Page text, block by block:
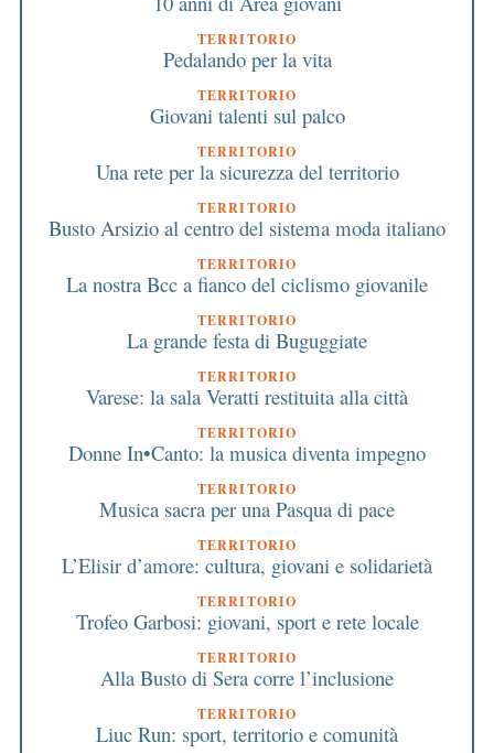
TERRITORIO
Pedalando per la vita
TERRITORIO
Giovani talenti sul palco
TERRITORIO
Una rete per la sicurezza del territorio
TERRITORIO
Busto Arsizio al centro del sistema moda italiano
TERRITORIO
La nostra Bcc a fianco del ciclismo giovanile
TERRITORIO
La grande festa di Buguggiate
TERRITORIO
Varese: la sala Veratti restituita alla città
TERRITORIO
Donne In•Canto: la musica diventa impegno
TERRITORIO
Musica sacra per una Pasqua di pace
TERRITORIO
L’Elisir d’amore: cultura, giovani e solidarietà
TERRITORIO
Trofeo Garbosi: giovani, sport e rete locale
TERRITORIO
Alla Busto di Sera corre l’inclusione
TERRITORIO
Liuc Run: sport, territorio e comunità